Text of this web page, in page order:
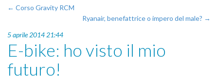
← Corso Gravity RCM
Ryanair, benefattrice o impero del male? →
5 aprile 2014 21:44
E-bike: ho visto il mio
futuro!